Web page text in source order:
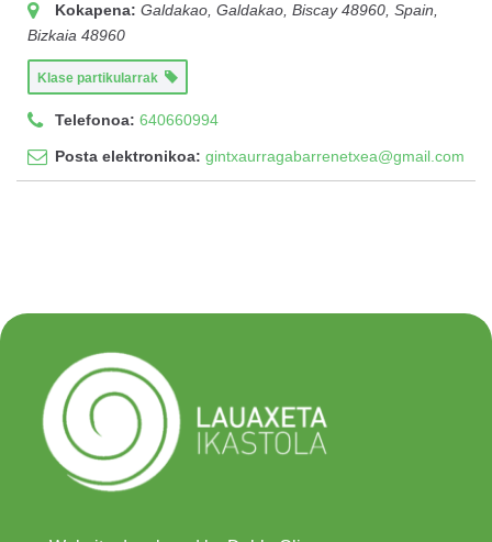
Kokapena: Galdakao, Galdakao, Biscay 48960, Spain,
Bizkaia 48960
Klase partikularrak
Telefonoa: 640660994
Posta elektronikoa: gintxaurragabarrenetxea@gmail.com